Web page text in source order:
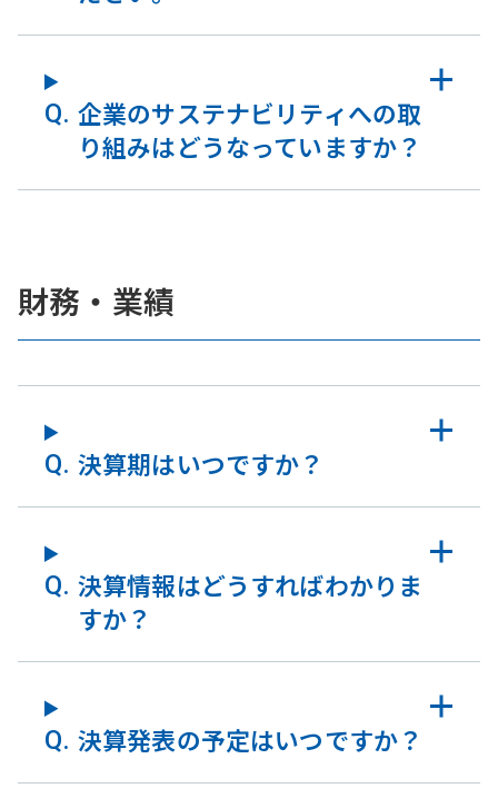
企業のサステナビリティへの取
り組みはどうなっていますか？
財務・業績
決算期はいつですか？
決算情報はどうすればわかりま
すか？
決算発表の予定はいつですか？